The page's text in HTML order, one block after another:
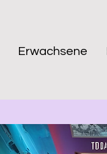
Erwachsene